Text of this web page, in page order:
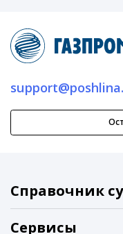
Справочник
Сервисы